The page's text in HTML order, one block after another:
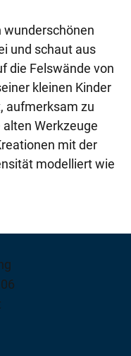
wunderschönen
und schaut aus
die Felswände von
kleinen Kinder
aufmerksam zu
Werkzeuge
mit der
modelliert wie